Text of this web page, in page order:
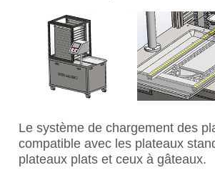
Le système de chargement des
compatible avec les plateaux
plateaux plats et ceux à gâteaux.